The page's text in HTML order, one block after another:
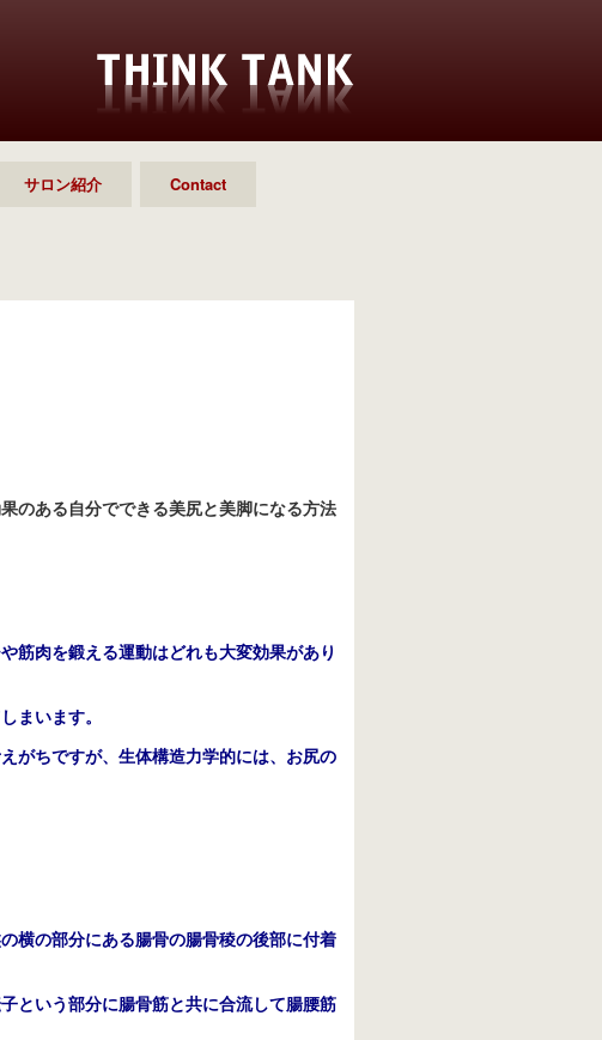
サロン紹介 Contact
のある自分でできる美尻と美脚になる方法
筋肉を鍛える運動はどれも大変効果があり
まいます。
がちですが、生体構造力学的には、お尻の
横の部分にある腸骨の腸骨稜の後部に付着
という部分に腸骨筋と共に合流して腸腰筋